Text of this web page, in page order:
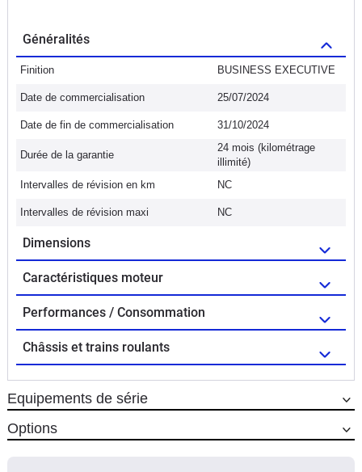
Généralités
Finition BUSINESS EXECUTIVE
Date de commercialisation 25/07/2024
Date de fin de commercialisation 31/10/2024
Durée de la garantie
24 mois (kilométrage
illimité)
Intervalles de révision en km
NC
Intervalles de révision maxi NC
Dimensions
Caractéristiques moteur
Performances / Consommation
Châssis et trains roulants
Equipements de série
Options